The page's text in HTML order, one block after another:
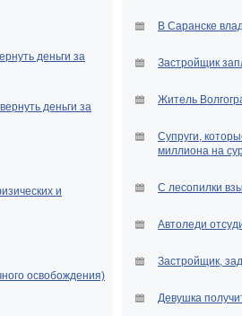
деньги за
деньги за
и
освобождения)
В Саранске
Застройщик
Житель
Супруги,
миллиона на
С лесопилки
Автоледи
Застройщик,
Девушка